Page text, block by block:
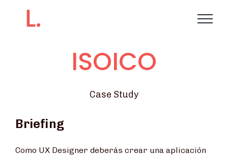
ISOICO
Case Study
Briefing
Como UX Designer deberás crear una aplicación